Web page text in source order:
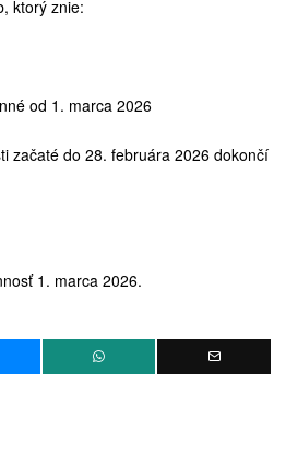
ktorý znie:
od 1. marca 2026
začaté do 28. februára 2026 dokončí
1. marca 2026.